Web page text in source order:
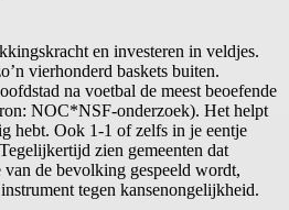
en investeren in veldjes.
vierhonderd baskets buiten.
na voetbal de meest beoefende
NOC*NSF-onderzoek). Het helpt
hebt. Ook 1-1 of zelfs in je eentje
zien gemeenten dat
de bevolking gespeeld wordt,
tegen kansenongelijkheid.